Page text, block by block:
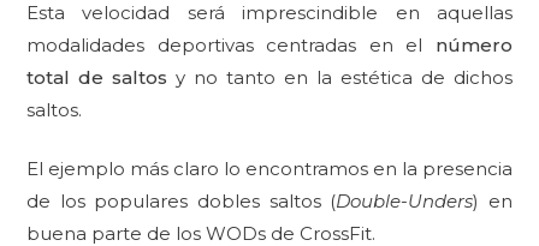
Esta velocidad será imprescindible en aquellas
modalidades deportivas centradas en el número
total de saltos y no tanto en la estética de dichos
saltos.
El ejemplo más claro lo encontramos en la presencia
de los populares dobles saltos (Double-Unders) en
buena parte de los WODs de CrossFit.